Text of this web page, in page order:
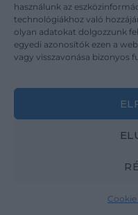
használunk az
technológiákhoz való
olyan adatokat dolgozzunk
egyedi azonosítók ezen a
vagy visszavonása bizonyos
Karrier
Kapcsolat